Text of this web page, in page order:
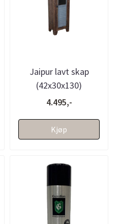
Jaipur lavt skap
(42x30x130)
4.495,-
Kjøp